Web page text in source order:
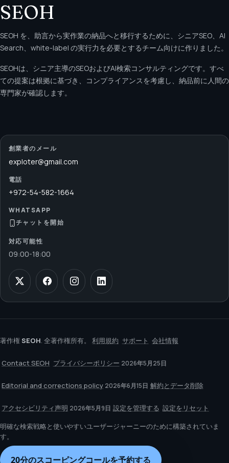
SEOH
SEOH を、助言から実作業の納品へと移行するために、シニアSEO、AI
Search、white-label の実行力を必要とするチーム向けに作りました。
SEOHは、シニア主導のSEOおよびAI検索コンサルティングです。すべ
ての提案は根拠に基づき、コンプライアンスを考慮し、納品前に人間の
専門家が確認します。
創業者のメール
exploter@gmail.com
電話
+972-54-582-1664
WHATSAPP
チャットを開始
対応可能性
09:00-18:00
著作権SEOH. 全著作権所有。 利用規約 サポート 会社情報
Contact SEOH プライバシーポリシー 2026年5月25日
Editorial and corrections policy 2026年6月15日 解約とデータ削除
アクセシビリティ声明 2026年5月9日 設定を管理する 設定をリセット
明確な検索戦略と使いやすいユーザージャーニーのために構築されていま
す。
20分のスコーピングコールを予約する